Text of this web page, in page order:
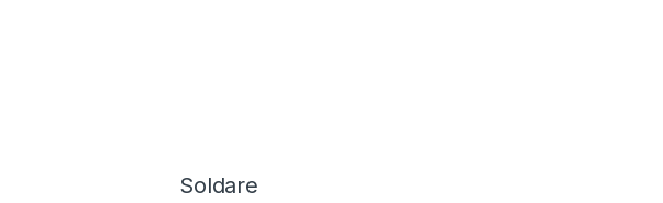
Soldare